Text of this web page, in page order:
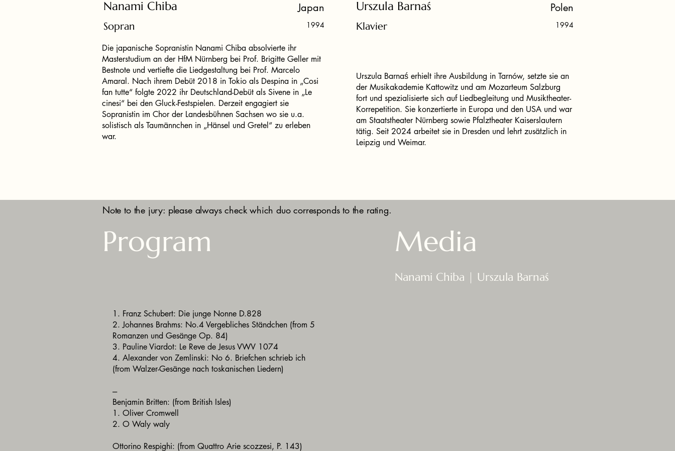
Nanami Chiba Japan
Sopran 1994
Die japanische Sopranistin Nanami Chiba absolvierte ihr
Masterstudium an der HfM Nürnberg bei Prof. Brigitte Geller mit
Bestnote und vertiefte die Liedgestaltung bei Prof. Marcelo
Amaral. Nach ihrem Debüt 2018 in Tokio als Despina in „Cosi
fan tutte“ folgte 2022 ihr Deutschland-Debüt als Sivene in „Le
cinesi“ bei den Gluck-Festspielen. Derzeit engagiert sie
Sopranistin im Chor der Landesbühnen Sachsen wo sie u.a.
solistisch als Taumännchen in „Hänsel und Gretel“ zu erleben
war.
Urszula Barnaś Polen
Klavier 1994
Urszula Barnaś erhielt ihre Ausbildung in Tarnów, setzte sie an
der Musikakademie Kattowitz und am Mozarteum Salzburg
fort und spezialisierte sich auf Liedbegleitung und Musiktheater-
Korrepetition. Sie konzertierte in Europa und den USA und war
am Staatstheater Nürnberg sowie Pfalztheater Kaiserslautern
tätig. Seit 2024 arbeitet sie in Dresden und lehrt zusätzlich in
Leipzig und Weimar.
Note to the jury: please always check which duo corresponds to the rating.
Program Media
Nanami Chiba | Urszula Barnaś
1. Franz Schubert: Die junge Nonne D.828
2. Johannes Brahms: No.4 Vergebliches Ständchen (from 5
Romanzen und Gesänge Op. 84)
3. Pauline Viardot: Le Reve de Jesus VWV 1074
4. Alexander von Zemlinski: No 6. Briefchen schrieb ich
(from Walzer-Gesänge nach toskanischen Liedern)
---
Benjamin Britten: (from British Isles)
1. Oliver Cromwell
2. O Waly waly
Ottorino Respighi: (from Quattro Arie scozzesi, P. 143)